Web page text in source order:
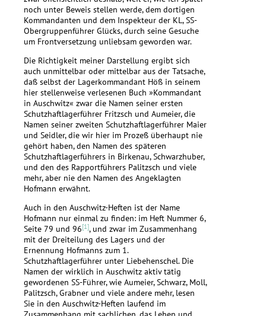
noch unter Beweis stellen werde, dem dortigen
Kommandanten und dem Inspekteur der KL, SS-
Obergruppenführer Glücks, durch seine Gesuche
um Frontversetzung unliebsam geworden war.
Die Richtigkeit meiner Darstellung ergibt sich
auch unmittelbar oder mittelbar aus der Tatsache,
daß selbst der Lagerkommandant Höß in seinem
hier stellenweise verlesenen Buch »Kommandant
in Auschwitz« zwar die Namen seiner ersten
Schutzhaftlagerführer Fritzsch und Aumeier, die
Namen seiner zweiten Schutzhaftlagerführer Maier
und Seidler, die wir hier im Prozeß überhaupt nie
gehört haben, den Namen des späteren
Schutzhaftlagerführers in Birkenau, Schwarzhuber,
und den des Rapportführers Palitzsch und viele
mehr, aber nie den Namen des Angeklagten
Hofmann erwähnt.
Auch in den Auschwitz-Heften ist der Name
Hofmann nur einmal zu finden: im Heft Nummer 6,
Seite 79 und 96[1], und zwar im Zusammenhang
mit der Dreiteilung des Lagers und der
Ernennung Hofmanns zum 1.
Schutzhaftlagerführer unter Liebehenschel. Die
Namen der wirklich in Auschwitz aktiv tätig
gewordenen SS-Führer, wie Aumeier, Schwarz, Moll,
Palitzsch, Grabner und viele andere mehr, lesen
Sie in den Auschwitz-Heften laufend im